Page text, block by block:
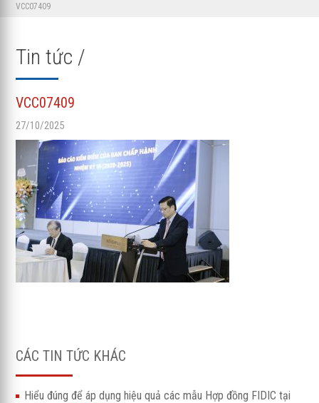
VCC07409
Tin tức /
VCC07409
27/10/2025
CÁC TIN TỨC KHÁC
Hiểu đúng để áp dụng hiệu quả các mẫu Hợp đồng FIDIC tại